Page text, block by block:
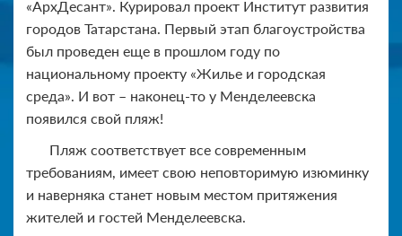
«АрхДесант». Курировал проект Институт развития
городов Татарстана. Первый этап благоустройства
был проведен еще в прошлом году по
национальному проекту «Жилье и городская
среда». И вот – наконец-то у Менделеевска
появился свой пляж!
Пляж соответствует все современным
требованиям, имеет свою неповторимую изюминку
и наверняка станет новым местом притяжения
жителей и гостей Менделеевска.